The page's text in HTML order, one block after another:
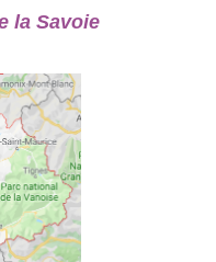
la Savoie